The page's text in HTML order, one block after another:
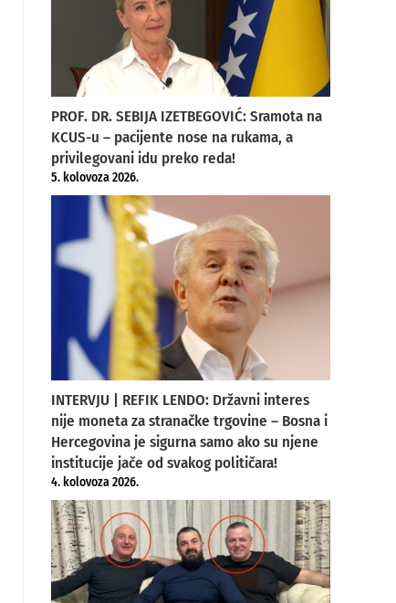
PROF. DR. SEBIJA IZETBEGOVIĆ: Sramota na
KCUS-u – pacijente nose na rukama, a
privilegovani idu preko reda!
5. kolovoza 2026.
INTERVJU | REFIK LENDO: Državni interes
nije moneta za stranačke trgovine – Bosna i
Hercegovina je sigurna samo ako su njene
institucije jače od svakog političara!
4. kolovoza 2026.